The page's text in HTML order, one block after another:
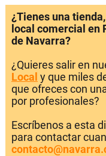
¿Tienes una
local comercial en
de Navarra?
¿Quieres salir en
Local y que miles
que ofreces con
por profesionales?
Escríbenos a esta
para contactar